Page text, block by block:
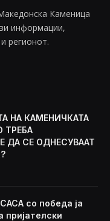
Каменица
информации,
регионот.
НА КАМЕНИЧКАТА
ТРЕБА
ДА СЕ ОДНЕСУВААТ
со победа ја
пријателски